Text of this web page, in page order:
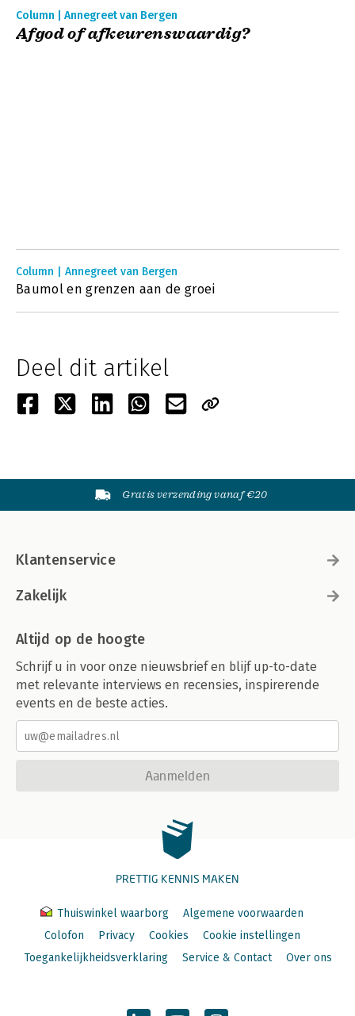
Column | Annegreet van Bergen
Afgod of afkeurenswaardig?
Column | Annegreet van Bergen
Baumol en grenzen aan de groei
Deel dit artikel
Gratis verzending vanaf €20
Klantenservice
Zakelijk
Altijd op de hoogte
Schrijf u in voor onze nieuwsbrief en blijf up-to-date
met relevante interviews en recensies, inspirerende
events en de beste acties.
Aanmelden
PRETTIG KENNIS MAKEN
Thuiswinkel waarborg
Algemene voorwaarden
Colofon
Privacy Cookies
Cookie instellingen
Toegankelijkheidsverklaring
Service & Contact Over ons